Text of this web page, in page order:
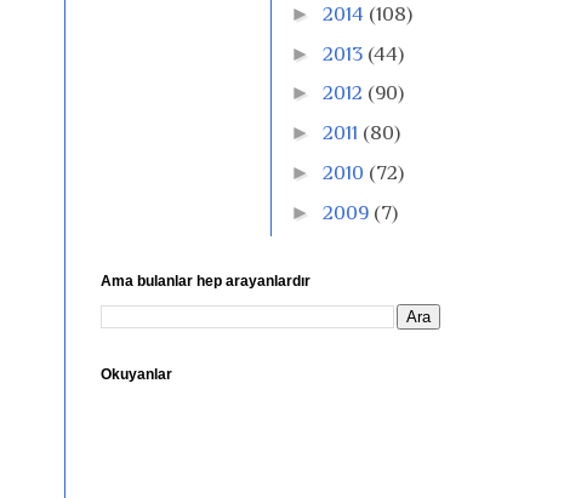
► 2014 (108)
► 2013 (44)
► 2012 (90)
► 2011 (80)
► 2010 (72)
► 2009 (7)
Ama bulanlar hep arayanlardır
Okuyanlar